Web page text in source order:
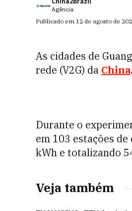
Agência
Publicado em 12 de agosto de
As cidades de
rede (V2G) da China.
Durante o
em 103 estações
kWh e totalizando
Veja também